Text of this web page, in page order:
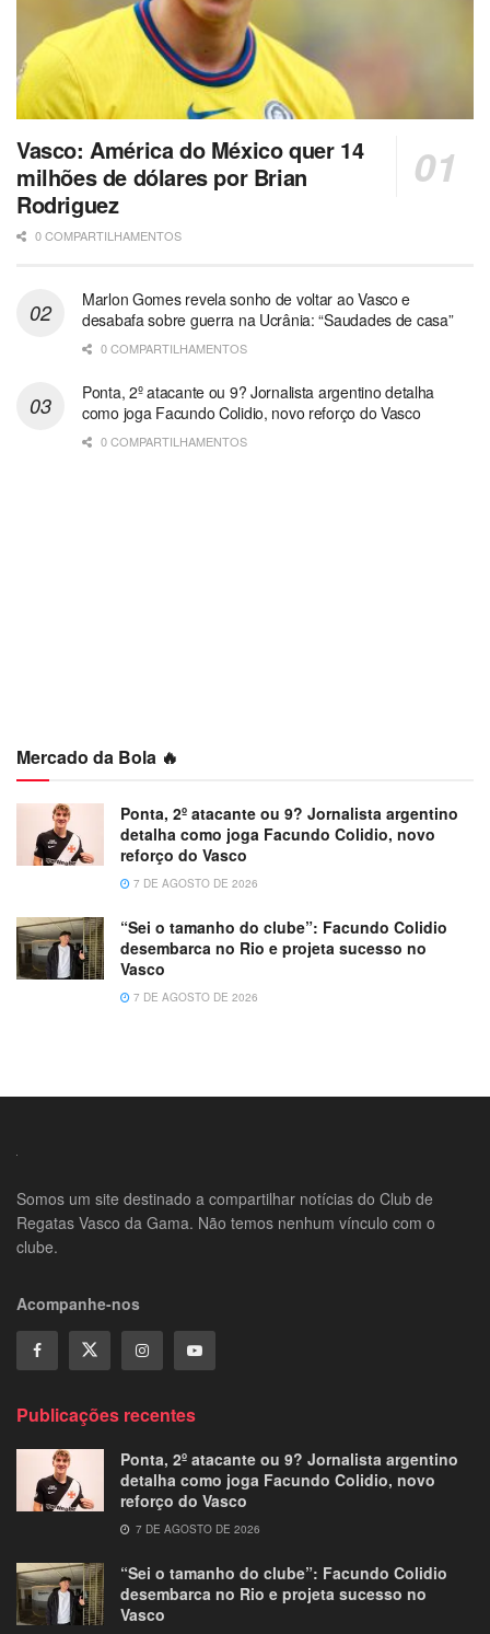
Vasco: América do México quer 14
milhões de dólares por Brian
Rodriguez
0 COMPARTILHAMENTOS
Marlon Gomes revela sonho de voltar ao Vasco e
desabafa sobre guerra na Ucrânia: “Saudades de casa”
0 COMPARTILHAMENTOS
Ponta, 2º atacante ou 9? Jornalista argentino detalha
como joga Facundo Colidio, novo reforço do Vasco
0 COMPARTILHAMENTOS
Mercado da Bola 🔥
Ponta, 2º atacante ou 9? Jornalista argentino
detalha como joga Facundo Colidio, novo
reforço do Vasco
7 DE AGOSTO DE 2026
“Sei o tamanho do clube”: Facundo Colidio
desembarca no Rio e projeta sucesso no
Vasco
7 DE AGOSTO DE 2026
Somos um site destinado a compartilhar notícias do Club de
Regatas Vasco da Gama. Não temos nenhum vínculo com o
clube.
Acompanhe-nos
Publicações recentes
Ponta, 2º atacante ou 9? Jornalista argentino
detalha como joga Facundo Colidio, novo
reforço do Vasco
7 DE AGOSTO DE 2026
“Sei o tamanho do clube”: Facundo Colidio
desembarca no Rio e projeta sucesso no
Vasco